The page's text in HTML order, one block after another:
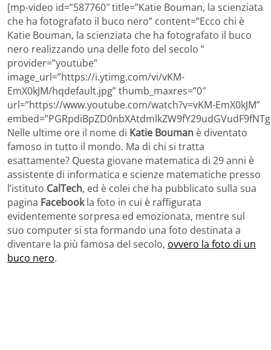
[mp-video id=”587760″ title=”Katie Bouman, la scienziata
che ha fotografato il buco nero” content=”Ecco chi è
Katie Bouman, la scienziata che ha fotografato il buco
nero realizzando una delle foto del secolo ”
provider=”youtube”
image_url=”https://i.ytimg.com/vi/vKM-
EmX0kJM/hqdefault.jpg” thumb_maxres=”0″
url=”https://www.youtube.com/watch?v=vKM-EmX0kJM”
Nelle ultime ore il nome di Katie Bouman è diventato
famoso in tutto il mondo. Ma di chi si tratta
esattamente? Questa giovane matematica di 29 anni è
assistente di informatica e scienze matematiche presso
l’istituto CalTech, ed è colei che ha pubblicato sulla sua
pagina Facebookla foto in cui è raffigurata
evidentemente sorpresa ed emozionata, mentre sul
suo computer si sta formando una foto destinata a
diventare la più famosa del secolo, ovvero la foto di un
buco nero.